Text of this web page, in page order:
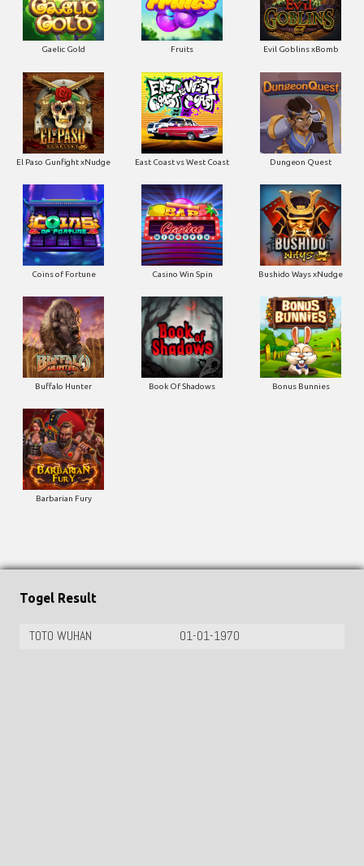
Gaelic Gold Fruits Evil Goblins xBomb
El Paso Gunfight xNudge East Coast vs West Coast Dungeon Quest
Coins of Fortune Casino Win Spin Bushido Ways xNudge
Buffalo Hunter Book Of Shadows Bonus Bunnies
Barbarian Fury
Togel Result
TOTO WUHAN 01-01-1970